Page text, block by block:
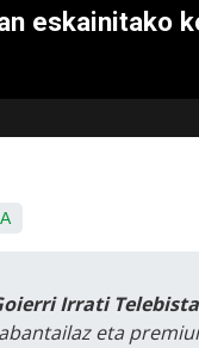
eskainitako
Irrati
eta